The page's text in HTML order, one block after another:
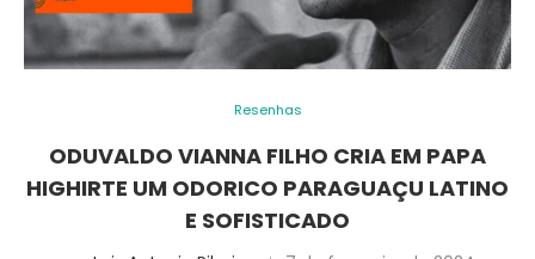
Resenhas
ODUVALDO VIANNA FILHO CRIA EM PAPA
HIGHIRTE UM ODORICO PARAGUAÇU LATINO
E SOFISTICADO